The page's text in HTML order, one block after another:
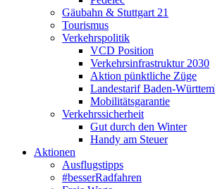
Gäubahn & Stuttgart 21
Tourismus
Verkehrspolitik
VCD Position
Verkehrsinfrastruktur 2030
Aktion pünktliche Züge
Landestarif Baden-
Mobilitätsgarantie
Verkehrssicherheit
Gut durch den Winter
Handy am Steuer
Aktionen
Ausflugstipps
#besserRadfahren